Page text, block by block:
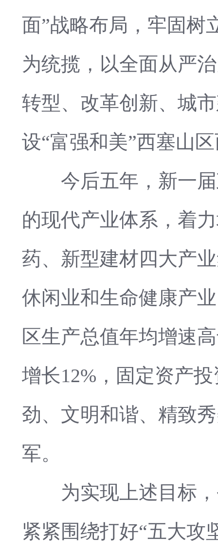
面”战略布局，牢固树
为统揽，以全面从严
转型、改革创新、城
设“富强和美”西塞山
今后五年，新一届
的现代产业体系，着
药、新型建材四大产
休闲业和生命健康产
区生产总值年均增速
增长12%，固定资产
劲、文明和谐、精致
军。
为实现上述目标，
紧紧围绕打好“五大攻